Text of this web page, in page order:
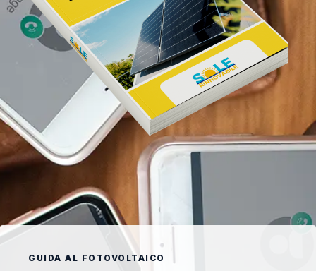
GUIDA AL FOTOVOLTAICO